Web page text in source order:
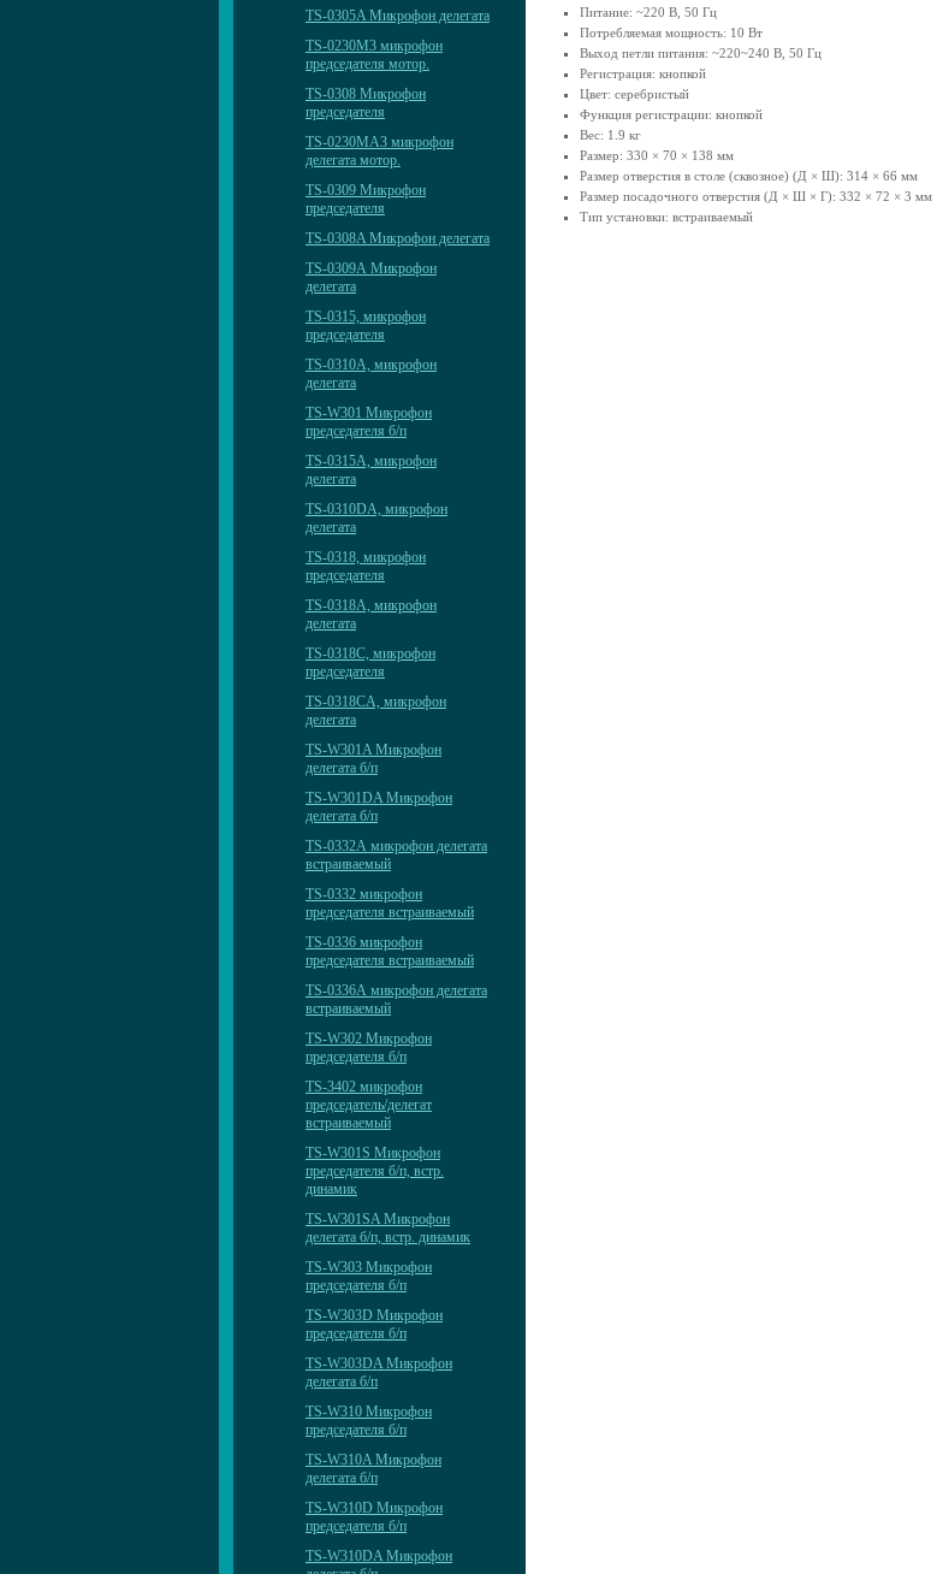
TS-0305A Микрофон делегата
TS-0230M3 микрофон
председателя мотор.
TS-0308 Микрофон
председателя
TS-0230MА3 микрофон
делегата мотор.
TS-0309 Микрофон
председателя
TS-0308A Микрофон делегата
TS-0309А Микрофон
делегата
TS-0315, микрофон
председателя
TS-0310А, микрофон
делегата
TS-W301 Микрофон
председателя б/п
TS-0315A, микрофон
делегата
TS-0310DА, микрофон
делегата
TS-0318, микрофон
председателя
TS-0318A, микрофон
делегата
TS-0318C, микрофон
председателя
TS-0318CA, микрофон
делегата
TS-W301A Микрофон
делегата б/п
TS-W301DA Микрофон
делегата б/п
TS-0332А микрофон делегата
встраиваемый
TS-0332 микрофон
председателя встраиваемый
TS-0336 микрофон
председателя встраиваемый
TS-0336А микрофон делегата
встраиваемый
TS-W302 Микрофон
председателя б/п
TS-3402 микрофон
председатель/делегат
встраиваемый
TS-W301S Микрофон
председателя б/п, встр.
динамик
TS-W301SA Микрофон
делегата б/п, встр. динамик
TS-W303 Микрофон
председателя б/п
TS-W303D Микрофон
председателя б/п
TS-W303DA Микрофон
делегата б/п
TS-W310 Микрофон
председателя б/п
TS-W310A Микрофон
делегата б/п
TS-W310D Микрофон
председателя б/п
TS-W310DA Микрофон
Питание: ~220 В, 50 Гц
Потребляемая мощность: 10 Вт
Выход петли питания: ~220~240 В, 50 Гц
Регистрация: кнопкой
Цвет: серебристый
Функция регистрации: кнопкой
Вес: 1.9 кг
Размер: 330 × 70 × 138 мм
Размер отверстия в столе (сквозное) (Д × Ш): 314 × 66 мм
Размер посадочного отверстия (Д × Ш × Г): 332 × 72 × 3 мм
Тип установки: встраиваемый